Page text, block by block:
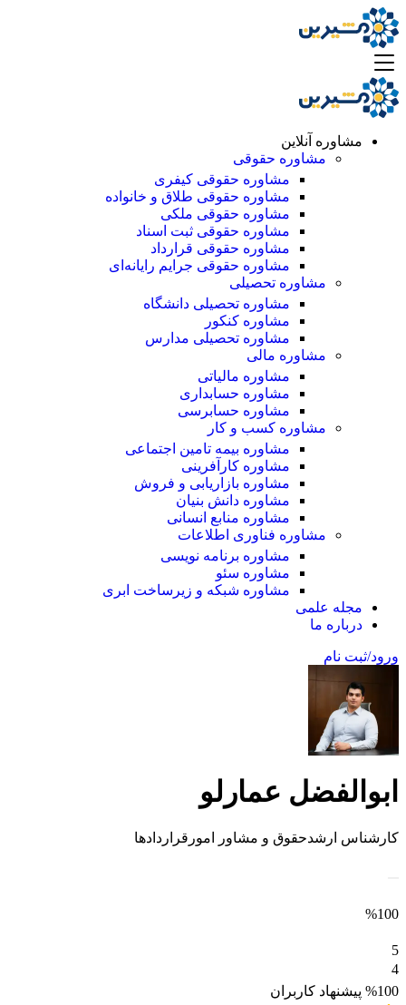
مشاوره آنلاین
مشاوره حقوقی
مشاوره حقوقی کیفری
مشاوره حقوقی طلاق و خانواده
مشاوره حقوقی ملکی
مشاوره حقوقی ثبت اسناد
مشاوره حقوقی قرارداد
مشاوره حقوقی جرایم رایانه‌ای
مشاوره تحصیلی
مشاوره تحصیلی دانشگاه
مشاوره کنکور
مشاوره تحصیلی مدارس
مشاوره مالی
مشاوره مالیاتی
مشاوره حسابداری
مشاوره حسابرسی
مشاوره کسب و کار
مشاوره بیمه تامین اجتماعی
مشاوره کارآفرینی
مشاوره بازاریابی و فروش
مشاوره دانش بنیان
مشاوره منابع انسانی
مشاوره فناوری اطلاعات
مشاوره برنامه نویسی
مشاوره سئو
مشاوره شبکه و زیرساخت ابری
مجله علمی
درباره ما
ورود/ثبت نام
ابوالفضل عمارلو
کارشناس ارشدحقوق و مشاور امورقراردادها
%100
5
4
%100 پیشنهاد کاربران